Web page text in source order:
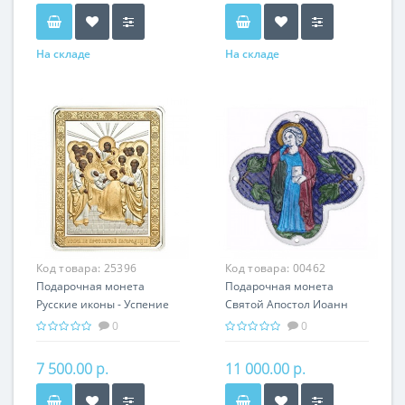
На складе На складе
Код товара: 25396
Подарочная монета
Русские иконы - Успение
серебро 25.00 гр -
0
7 500.00 р.
Код товара: 00462
Подарочная монета
Святой Апостол Иоанн
Богослов серебро 31.10 гр
Христианство
0
11 000.00 р.